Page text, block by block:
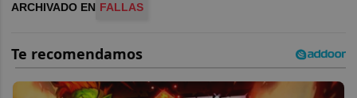
ARCHIVADO EN FALLAS